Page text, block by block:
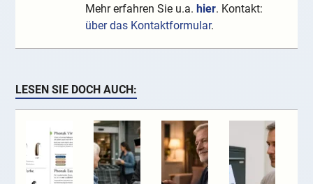
Mehr erfahren Sie u.a. hier. Kontakt:
über das Kontaktformular.
LESEN SIE DOCH AUCH: